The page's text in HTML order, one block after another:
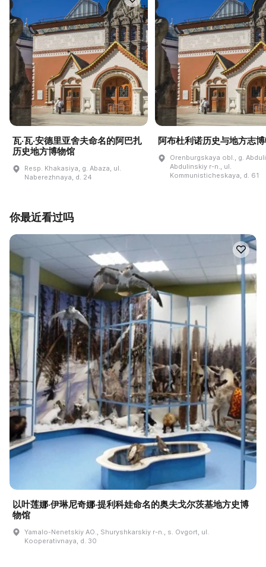
瓦·瓦·安德里亚舍夫命名的阿巴扎
历史地方博物馆
Resp. Khakasiya, g. Abaza, ul.
Naberezhnaya, d. 24
阿布杜利诺历史与地方志
Orenburgskaya obl., g.
Abdulinskiy r-n., ul.
Kommunisticheskaya, d. 61
你最近看过吗
以叶莲娜·伊琳尼奇娜·提利科娃命名的奥夫戈尔茨基地方史博
物馆
Yamalo-Nenetskiy AO., Shuryshkarskiy r-n., s. Ovgort, ul.
Kooperativnaya, d. 30